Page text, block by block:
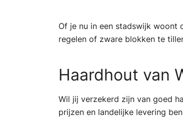
Of je nu in een stadswijk woont
regelen of zware blokken te
Haardhout van
Wil jij verzekerd zijn van goed
prijzen en landelijke levering